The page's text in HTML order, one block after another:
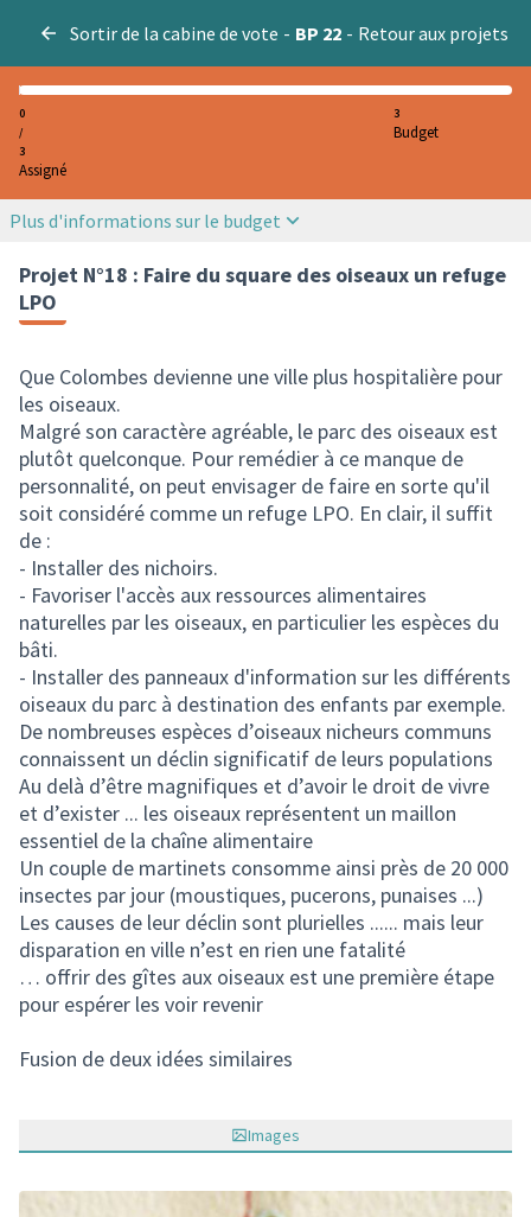
Sortir de la cabine de vote - BP 22 - Retour aux projets
0
/
3
Assigné
3
Budget
Plus d'informations sur le budget
Projet N°18 : Faire du square des oiseaux un refuge
LPO
Que Colombes devienne une ville plus hospitalière pour
les oiseaux.
Malgré son caractère agréable, le parc des oiseaux est
plutôt quelconque. Pour remédier à ce manque de
personnalité, on peut envisager de faire en sorte qu'il
soit considéré comme un refuge LPO. En clair, il suffit
de :
- Installer des nichoirs.
- Favoriser l'accès aux ressources alimentaires
naturelles par les oiseaux, en particulier les espèces du
bâti.
- Installer des panneaux d'information sur les différents
oiseaux du parc à destination des enfants par exemple.
De nombreuses espèces d’oiseaux nicheurs communs
connaissent un déclin significatif de leurs populations
Au delà d’être magnifiques et d’avoir le droit de vivre
et d’exister ... les oiseaux représentent un maillon
essentiel de la chaîne alimentaire
Un couple de martinets consomme ainsi près de 20 000
insectes par jour (moustiques, pucerons, punaises ...)
Les causes de leur déclin sont plurielles ...... mais leur
disparation en ville n’est en rien une fatalité
… offrir des gîtes aux oiseaux est une première étape
pour espérer les voir revenir
Fusion de deux idées similaires
Images